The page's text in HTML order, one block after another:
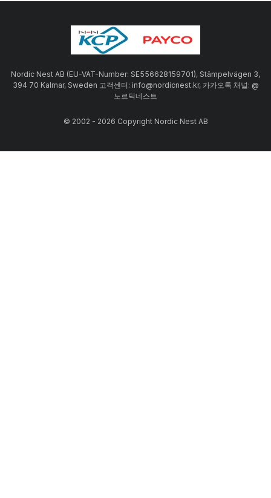
Nordic Nest AB (EU-VAT-Number: SE556628159701), Stämpelvägen 3,
394 70 Kalmar, Sweden 고객센터: info@nordicnest.kr, 카카오톡 채널: @
노르딕네스트
© 2002 - 2026 Copyright Nordic Nest AB